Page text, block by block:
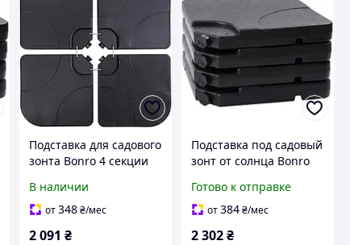
Подставка для садового
зонта Bonro 4 секции
держатель для
пляжного и садового
В наличии
от348 ₴/мес
2 091 ₴
Подставка под садовый
зонт от солнца Bonro
утяжелители комплект
4 шт черные (bo-
Готово к отправке
от384₴/мес
2 302₴